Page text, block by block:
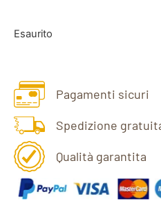
Esaurito
Pagamenti sicuri
Spedizione
Qualità garantita